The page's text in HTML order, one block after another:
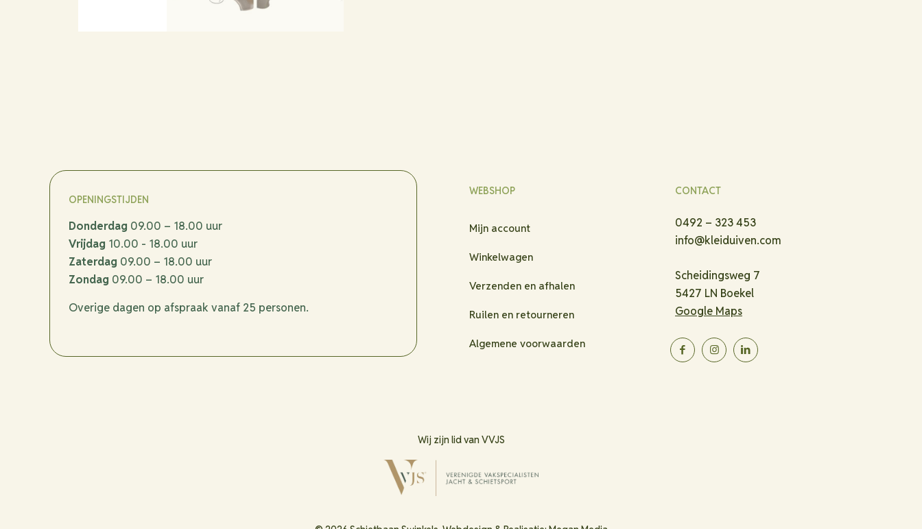
OPENINGSTIJDEN
Donderdag 09.00 – 18.00 uur
Vrijdag 10.00 - 18.00 uur
Zaterdag 09.00 – 18.00 uur
Zondag 09.00 – 18.00 uur
Overige dagen op afspraak vanaf 25 personen.
WEBSHOP
Mijn account
Winkelwagen
Verzenden en afhalen
Ruilen en retourneren
Algemene voorwaarden
CONTACT
0492 – 323 453
info@kleiduiven.com
Scheidingsweg 7
5427 LN Boekel
Google Maps
Wij zijn lid van VVJS